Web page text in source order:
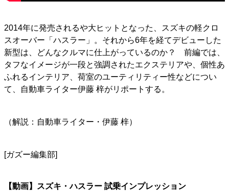
2014年に発売されるや大ヒットとなった、スズキの軽クロ
スオーバー「ハスラー」。それから6年を経てデビューした
新型は、どんなクルマに仕上がっているのか？ 前編では、
タフなイメージが一段と強調されたエクステリアや、個性あ
ふれるインテリア、荷室のユーティリティー性などについ
て、自動車ライター伊藤 梓がリポートする。
（解説：自動車ライター・伊藤 梓）
[ガズー編集部]
【動画】スズキ・ハスラー 試乗インプレッション